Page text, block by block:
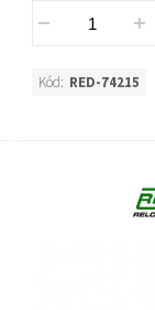
Kód: RED-74215